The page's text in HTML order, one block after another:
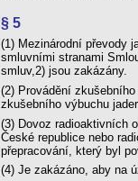
§ 5
(1) Mezinárodní převody
smluvními stranami
smluv,2) jsou zakázány.
(2) Provádění
zkušebního výbuchu
(3) Dovoz radioaktivních
České republice nebo
přepracování, který byl
(4) Je zakázáno, aby na